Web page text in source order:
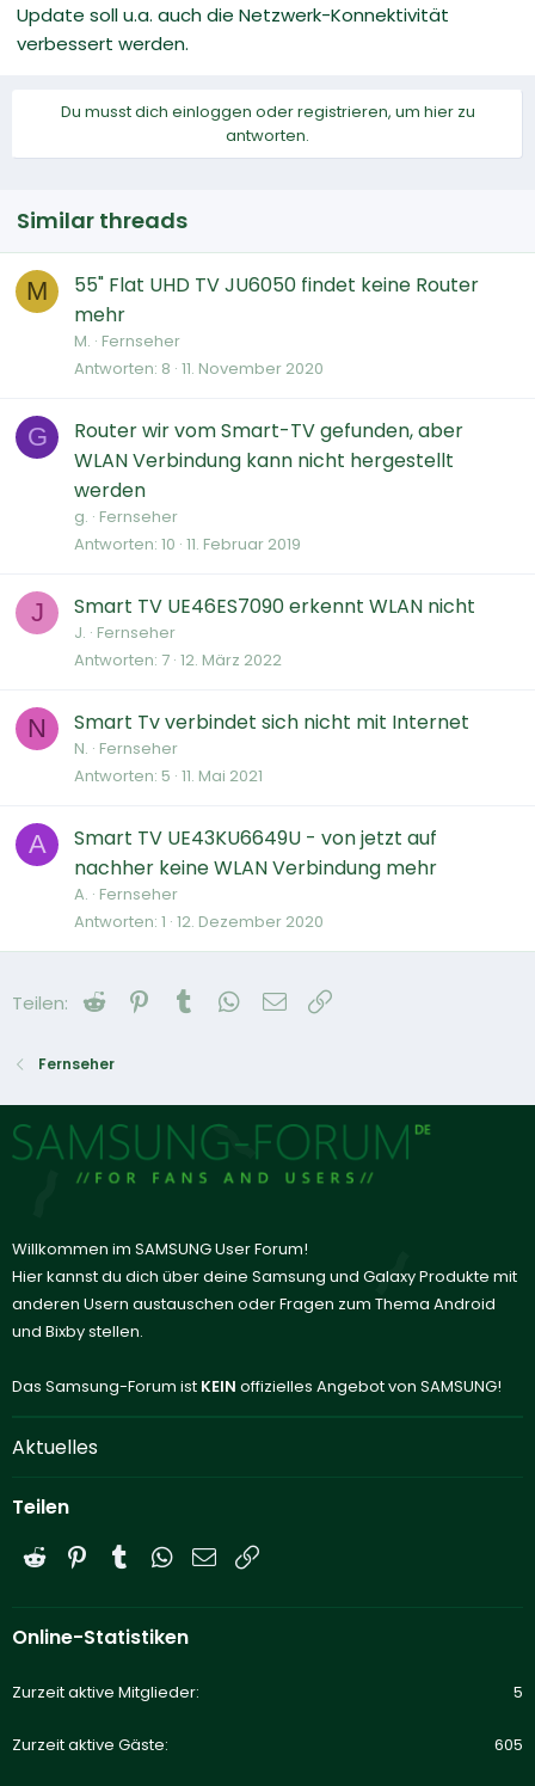
Update soll u.a. auch die Netzwerk-Konnektivität
verbessert werden.
Du musst dich einloggen oder registrieren, um hier zu
antworten.
Similar threads
M
55" Flat UHD TV JU6050 findet keine Router
mehr
M. Fernseher
Antworten 8 11. November 2020
G
Router wir vom Smart-TV gefunden, aber
WLAN Verbindung kann nicht hergestellt
werden
g. Fernseher
Antworten 10 11. Februar 2019
J Smart TV UE46ES7090 erkennt WLAN nicht
J. Fernseher
Antworten 7 12. März 2022
N Smart Tv verbindet sich nicht mit Internet
N. Fernseher
Antworten 5 11. Mai 2021
A
Smart TV UE43KU6649U - von jetzt auf
nachher keine WLAN Verbindung mehr
A. Fernseher
Antworten 1 12. Dezember 2020
Teilen: Reddit Pinterest
Tumblr WhatsApp
E-Mail
Fernseher
Willkommen im SAMSUNG User Forum!
Hier kannst du dich über deine Samsung und Galaxy Produkte mit
anderen Usern austauschen oder Fragen zum Thema Android
und Bixby stellen.
Das Samsung-Forum ist KEIN offizielles Angebot von SAMSUNG!
Aktuelles
Teilen
Reddit PinterestTumblrWhatsApp
E-Mail
Online-Statistiken
Zurzeit aktive Mitglieder 5
Zurzeit aktive Gäste 605